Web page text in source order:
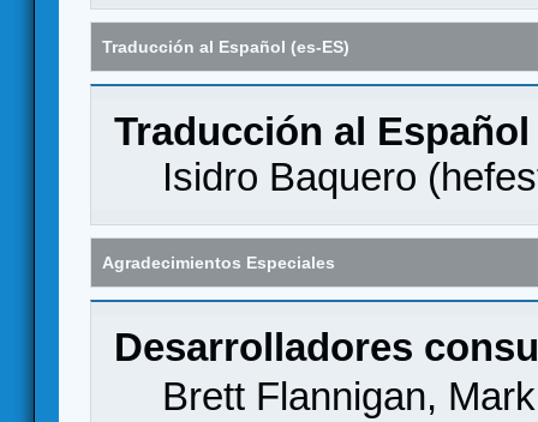
Traducción al Español (es-ES)
Traducción al Español
Isidro Baquero (
Agradecimientos Especiales
Desarrolladores
Brett Flannigan,